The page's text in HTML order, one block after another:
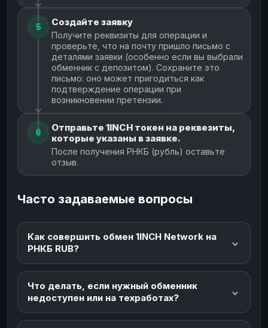
5 Создайте заявку
Получите реквизиты для операции и
проверьте, что на почту пришло письмо с
деталями заявки (особенно если вы выбрали
обменник с депозитом). Сохраните это
письмо: оно может пригодиться как
подтверждение операции при
возникновении претензии.
6
Отправьте 1INCH токен на реквезиты,
которые указаны в заявке.
После получения РНКБ (рубль) оставьте
отзыв.
Часто задаваемые вопросы
Как совершить обмен 1INCH Network на
РНКБ RUB?
Что делать, если нужный обменник
недоступен или на техработах?